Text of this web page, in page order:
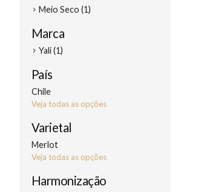
Meio Seco (1)
Marca
Yali (1)
País
Chile
Veja todas as opções
Varietal
Merlot
Veja todas as opções
Harmonização